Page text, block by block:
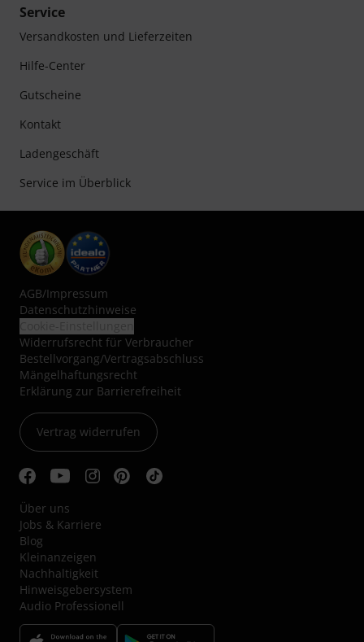
Service
Versandkosten und Lieferzeiten
Hilfe-Center
Gutscheine
Kontakt
Ladengeschäft
Service im Überblick
AGB/Impressum
Datenschutzhinweise
Widerrufsrecht für Verbraucher
Bestellvorgang/Vertragsabschluss
Mängelhaftungsrecht
Erklärung zur Barrierefreiheit
Vertrag widerrufen
Über uns
Jobs & Karriere
Blog
Kleinanzeigen
Nachhaltigkeit
Hinweisgebersystem
Audio Professionell